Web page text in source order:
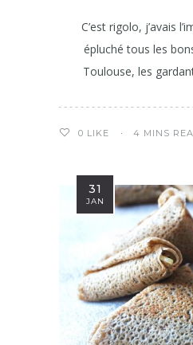
C’est rigolo, j’avais
épluché tous les
Toulouse, les
0 LIKE 4 MINS
31
JAN